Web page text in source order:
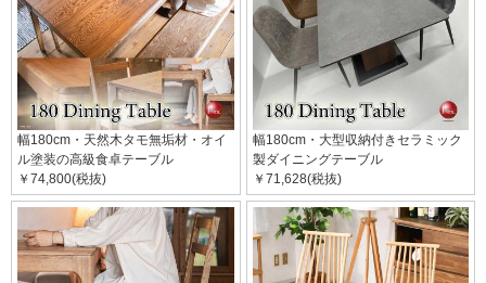
幅180cm・天然木タモ無垢材・オイ
ル塗装の高級食卓テーブル
￥74,800(税抜)
幅180cm・大型収納付きセラミック
製ダイニングテーブル
￥71,628(税抜)